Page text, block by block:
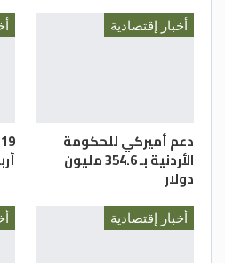
أخبار إقتصادية
دعم أميركي للحكومة
الأردنية بـ 354.6 مليون
دولار
أخبار إقتصادية